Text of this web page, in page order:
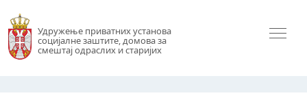
Удружење приватних установа
социјалне заштите, домова за
смештај одраслих и старијих